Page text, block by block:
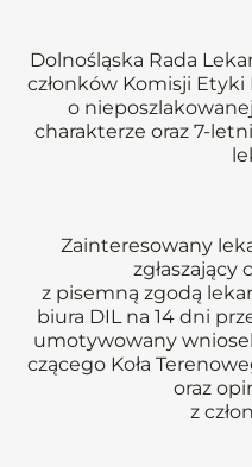
Dolnośląska Rada
członków Komisji Etyki
o
charakterze oraz 7-
Zainteresowany
zgłaszający
z pisemną zgodą
biura DIL na 14 dni
umotywowany
czącego Koła
oraz
z